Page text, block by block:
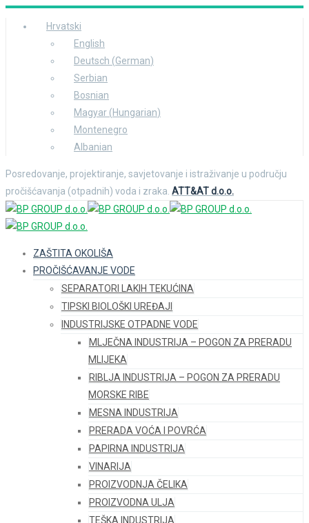
Hrvatski
English
Deutsch (German)
Serbian
Bosnian
Magyar (Hungarian)
Montenegro
Albanian
Posredovanje, projektiranje, savjetovanje i istraživanje u području
pročišćavanja (otpadnih) voda i zraka. ATT&AT d.o.o.
ZAŠTITA OKOLIŠA
PROČIŠĆAVANJE VODE
SEPARATORI LAKIH TEKUĆINA
TIPSKI BIOLOŠKI UREĐAJI
INDUSTRIJSKE OTPADNE VODE
MLJEČNA INDUSTRIJA – POGON ZA PRERADU
MLIJEKA
RIBLJA INDUSTRIJA – POGON ZA PRERADU
MORSKE RIBE
MESNA INDUSTRIJA
PRERADA VOĆA I POVRĆA
PAPIRNA INDUSTRIJA
VINARIJA
PROIZVODNJA ČELIKA
PROIZVODNA ULJA
TEŠKA INDUSTRIJA